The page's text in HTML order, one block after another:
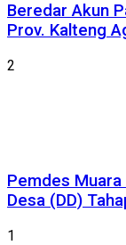
Beredar Akun
Prov. Kalteng
2
Pemdes Muara
Desa (DD)
1